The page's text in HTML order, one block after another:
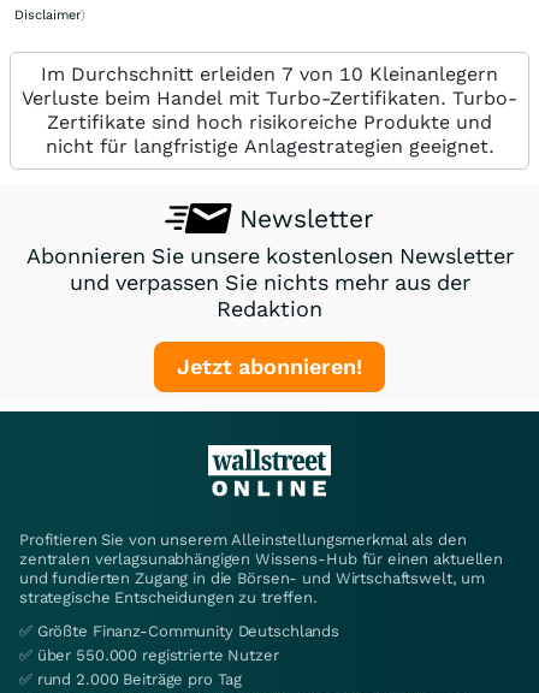
Disclaimer)
Im Durchschnitt erleiden 7 von 10 Kleinanlegern
Verluste beim Handel mit Turbo-Zertifikaten. Turbo-
Zertifikate sind hoch risikoreiche Produkte und
nicht für langfristige Anlagestrategien geeignet.
Newsletter
Abonnieren Sie unsere kostenlosen Newsletter
und verpassen Sie nichts mehr aus der
Redaktion
Jetzt abonnieren!
Profitieren Sie von unserem Alleinstellungsmerkmal als den
zentralen verlagsunabhängigen Wissens-Hub für einen aktuellen
und fundierten Zugang in die Börsen- und Wirtschaftswelt, um
strategische Entscheidungen zu treffen.
✅ Größte Finanz-Community Deutschlands
✅ über 550.000 registrierte Nutzer
✅ rund 2.000 Beiträge pro Tag